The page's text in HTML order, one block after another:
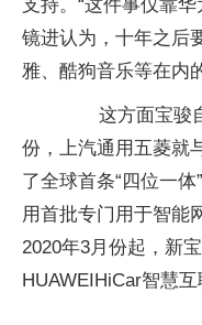
支持。“这件事仅靠
镜进认为，十年之后
雅、酷狗音乐等在内
这方面宝骏自
份，上汽通用五菱就
了全球首条“四位一
用首批专门用于智能
2020年3月份起，新
HUAWEIHiCar智慧互